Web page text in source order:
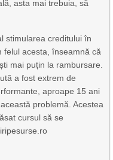
asta mai trebuia, să
stimularea creditului în
felul acesta, înseamnă că
mai puțin la rambursare.
a fost extrem de
aproape 15 ani
problemă. Acestea
cursul să se